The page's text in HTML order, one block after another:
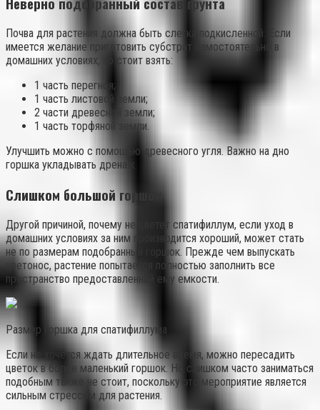
Почва для растения должна быть слегка подкисленной. Если
имеется желание приготовить субстрат самостоятельно в
домашних условиях, то стоит взять:
1 часть перегноя;
1 часть листовой земли;
2 части древесной земли;
1 часть торфяной земли.
Улучшить можно с помощью древесного угля. Важно на дно
горшка укладывать дренаж.
Слишком большой горшок
Другой причиной, почему не цветет спатифиллум, если уход в
домашних условиях за ним производится хороший, может стать
не по размерам подобранный горшок. Прежде чем выпускать
цветонос, растение попытается полностью заполнить все
пространство предоставленной ему емкости.
Размер горшка для спатифиллума
Если не хочется ждать длительное время, можно пересадить
цветок в более маленький горшок. Но слишком часто заниматься
подобным также не стоит, поскольку это мероприятие является
сильным стрессом для растения.